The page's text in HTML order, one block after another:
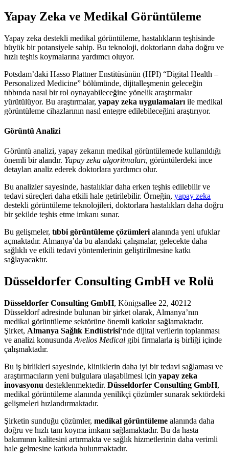
Yapay Zeka ve Medikal Görüntüleme
Yapay zeka destekli medikal görüntüleme, hastalıkların teşhisinde
büyük bir potansiyele sahip. Bu teknoloji, doktorların daha doğru ve
hızlı teşhis koymalarına yardımcı oluyor.
Potsdam’daki Hasso Plattner Enstitüsünün (HPI) “Digital Health –
Personalized Medicine” bölümünde, dijitalleşmenin geleceğin
tıbbında nasıl bir rol oynayabileceğine yönelik araştırmalar
yürütülüyor. Bu araştırmalar, yapay zeka uygulamaları ile medikal
görüntüleme cihazlarının nasıl entegre edilebileceğini araştırıyor.
Görüntü Analizi
Görüntü analizi, yapay zekanın medikal görüntülemede kullanıldığı
önemli bir alandır. Yapay zeka algoritmaları, görüntülerdeki ince
detayları analiz ederek doktorlara yardımcı olur.
Bu analizler sayesinde, hastalıklar daha erken teşhis edilebilir ve
tedavi süreçleri daha etkili hale getirilebilir. Örneğin, yapay zeka
destekli görüntüleme teknolojileri, doktorlara hastalıkları daha doğru
bir şekilde teşhis etme imkanı sunar.
Bu gelişmeler, tıbbi görüntüleme çözümlerialanında yeni ufuklar
açmaktadır. Almanya’da bu alandaki çalışmalar, gelecekte daha
sağlıklı ve etkili tedavi yöntemlerinin geliştirilmesine katkı
sağlayacaktır.
Düsseldorfer Consulting GmbH ve Rolü
Düsseldorfer Consulting GmbH, Königsallee 22, 40212
Düsseldorf adresinde bulunan bir şirket olarak, Almanya’nın
medikal görüntüleme sektörüne önemli katkılar sağlamaktadır.
Şirket, Almanya Sağlık Endüstrisi‘nde dijital verilerin toplanması
ve analizi konusunda Avelios Medical gibi firmalarla iş birliği içinde
çalışmaktadır.
Bu iş birlikleri sayesinde, kliniklerin daha iyi bir tedavi sağlaması ve
araştırmacıların yeni bulgulara ulaşabilmesi için yapay zeka
inovasyonu desteklenmektedir. Düsseldorfer Consulting GmbH,
medikal görüntüleme alanında yenilikçi çözümler sunarak sektördeki
gelişmeleri hızlandırmaktadır.
Şirketin sunduğu çözümler, medikal görüntüleme alanında daha
doğru ve hızlı tanı koyma imkanı sağlamaktadır. Bu da hasta
bakımının kalitesini artırmakta ve sağlık hizmetlerinin daha verimli
hale gelmesine katkıda bulunmaktadır.